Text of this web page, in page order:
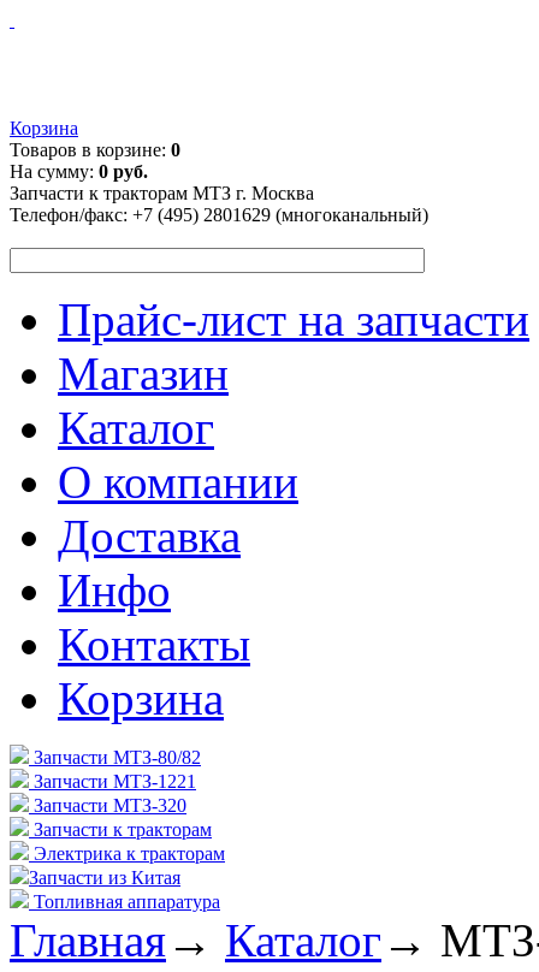
Корзина
Товаров в корзине: 0
На сумму: 0 руб.
Запчасти к тракторам МТЗ г. Москва
Телефон/факс: +7 (495) 2801629 (многоканальный)
Прайс-лист на запчасти
Магазин
Каталог
О компании
Доставка
Инфо
Контакты
Корзина
Запчасти МТЗ-80/82
Запчасти МТЗ-1221
Запчасти МТЗ-320
Запчасти к тракторам
Электрика к тракторам
Запчасти из Китая
Топливная аппаратура
Главная→ Каталог →